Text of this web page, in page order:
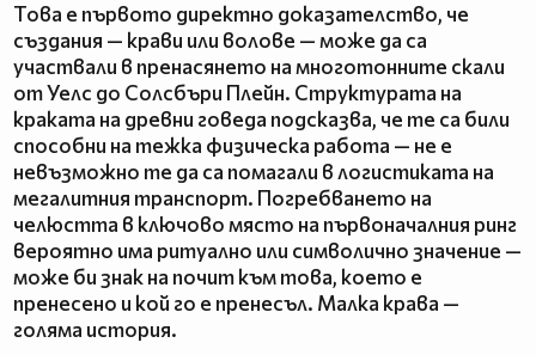
Това е първото директно доказателство, че
създания — крави или волове — може да са
участвали в пренасянето на многотонните скали
от Уелс до Солсбъри Плейн. Структурата на
краката на древни говеда подсказва, че те са били
способни на тежка физическа работа — не е
невъзможно те да са помагали в логистиката на
мегалитния транспорт. Погребването на
челюстта в ключово място на първоначалния ринг
вероятно има ритуално или символично значение —
може би знак на почит към това, което е
пренесено и кой го е пренесъл. Малка крава —
голяма история.